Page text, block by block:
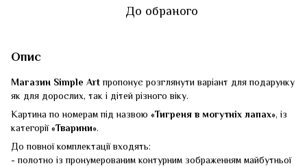
До обраного
Опис
Магазин Simple Artпропонує розглянути варіант для подарунку
як для дорослих, так і дітей різного віку.
Картина по номерам під назвою «Тигреня в могутніх лапах», із
категорії«Тварини».
До повної комплектації входять:
- полотно із пронумерованим контурним зображенням майбутньої